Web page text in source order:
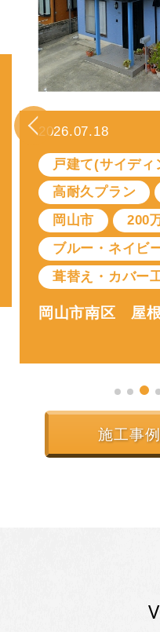
2026.07.11
外壁屋根塗装
一般塗装プラン
黒・グレー系
トタン
雨漏
施工事